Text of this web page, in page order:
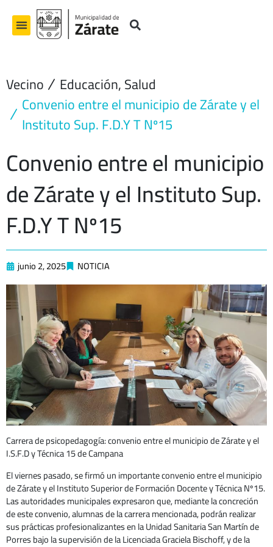
contenido
Vecino Educación,Salud
Convenio entre el municipio de Zárate y el
Instituto Sup. F.D.Y T Nº15
Convenio entre el municipio
de Zárate y el Instituto Sup.
F.D.Y T Nº15
junio 2, 2025 NOTICIA
Carrera de psicopedagogía: convenio entre el municipio de Zárate y el
I.S.F.D y Técnica 15 de Campana
El viernes pasado, se firmó un importante convenio entre el municipio
de Zárate y el Instituto Superior de Formación Docente y Técnica Nº15.
Las autoridades municipales expresaron que, mediante la concreción
de este convenio, alumnas de la carrera mencionada, podrán realizar
sus prácticas profesionalizantes en la Unidad Sanitaria San Martín de
Porres bajo la supervisión de la Licenciada Graciela Bischoff, y de la